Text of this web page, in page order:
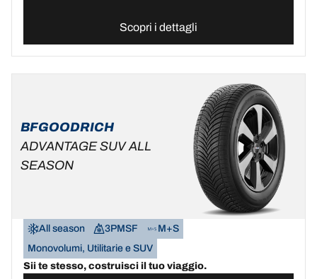
Scopri i dettagli
BFGOODRICH
ADVANTAGE SUV ALL
SEASON
All season 3PMSF
M+S
Monovolumi, Utilitarie e SUV
Sii te stesso, costruisci il tuo viaggio.